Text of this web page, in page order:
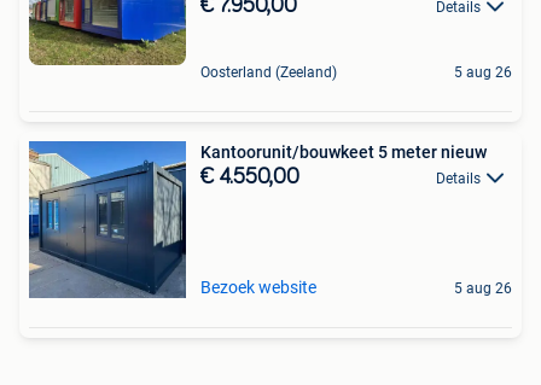
€ 7.950,00 Details
Oosterland (Zeeland) 5 aug 26
Kantoorunit/bouwkeet 5 meter nieuw
€ 4.550,00 Details
Bezoek website 5 aug 26